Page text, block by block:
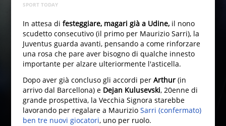
SPORT TODAY
In attesa di festeggiare, magari già a Udine,il nono
scudetto consecutivo (il primo per Maurizio Sarri), la
Juventus guarda avanti, pensando a come rinforzare
una rosa che pare aver bisogno di qualche innesto
importante per alzare ulteriormente l'asticella.
Dopo aver già concluso gli accordi per Arthur(in
arrivo dal Barcellona) e Dejan Kulusevski, 20enne di
grande prospettiva, la Vecchia Signora starebbe
lavorando per regalare a Maurizio Sarri (confermato)
ben tre nuovi giocatori, uno per ruolo.